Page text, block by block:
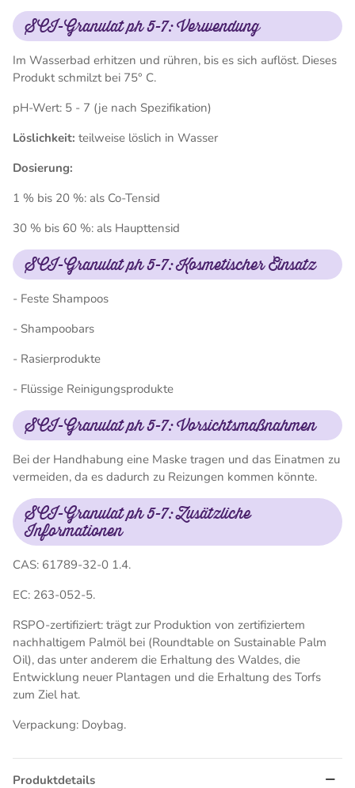
SCI-Granulat ph 5-7: Verwendung
Im Wasserbad erhitzen und rühren, bis es sich auflöst. Dieses
Produkt schmilzt bei 75° C.
pH-Wert: 5 - 7 (je nach Spezifikation)
Löslichkeit: teilweise löslich in Wasser
Dosierung:
1 % bis 20 %: als Co-Tensid
30 % bis 60 %: als Haupttensid
SCI-Granulat ph 5-7: Kosmetischer Einsatz
- Feste Shampoos
- Shampoobars
- Rasierprodukte
- Flüssige Reinigungsprodukte
SCI-Granulat ph 5-7: Vorsichtsmaßnahmen
Bei der Handhabung eine Maske tragen und das Einatmen zu
vermeiden, da es dadurch zu Reizungen kommen könnte.
SCI-Granulat ph 5-7: Zusätzliche
Informationen
CAS: 61789-32-0 1.4.
EC: 263-052-5.
RSPO-zertifiziert: trägt zur Produktion von zertifiziertem
nachhaltigem Palmöl bei (Roundtable on Sustainable Palm
Oil), das unter anderem die Erhaltung des Waldes, die
Entwicklung neuer Plantagen und die Erhaltung des Torfs
zum Ziel hat.
Verpackung: Doybag.
Produktdetails